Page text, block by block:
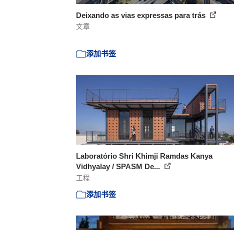
Deixando as vias expressas para trás
文章
添加书签
Laboratório Shri Khimji Ramdas Kanya
Vidhyalay / SPASM De...
工程
添加书签